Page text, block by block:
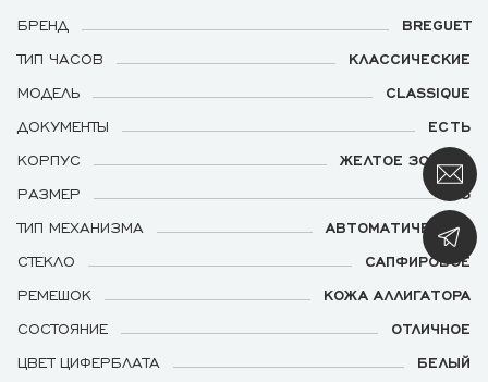
БРЕНД
BREGUET
ТИП ЧАСОВ
КЛАССИЧЕСКИЕ
МОДЕЛЬ
CLASSIQUE
ДОКУМЕНТЫ
ЕСТЬ
КОРПУС
ЖЕЛТОЕ ЗОЛОТО
РАЗМЕР
35
ТИП МЕХАНИЗМА
АВТОМАТИЧЕСКИЙ
СТЕКЛО
САПФИРОВОЕ
РЕМЕШОК
КОЖА АЛЛИГАТОРА
СОСТОЯНИЕ
ОТЛИЧНОЕ
ЦВЕТ ЦИФЕРБЛАТА
БЕЛЫЙ